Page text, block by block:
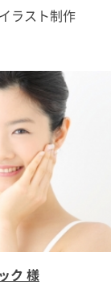
イラスト制作
ク 様